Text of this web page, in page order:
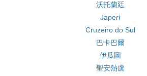
沃托蘭廷
Japeri
Cruzeiro do Sul
巴卡巴爾
伊瓜圖
聖安熱盧